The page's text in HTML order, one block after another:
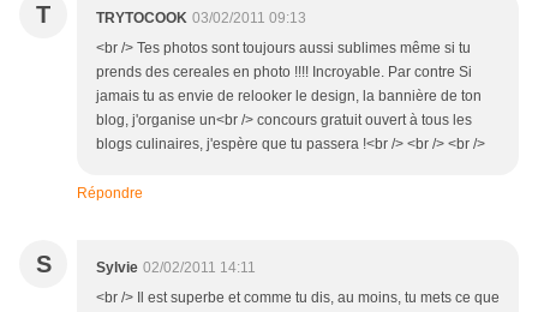
T TRYTOCOOK 03/02/2011 09:13
<br /> Tes photos sont toujours aussi sublimes même si tu
prends des cereales en photo !!!! Incroyable. Par contre Si
jamais tu as envie de relooker le design, la bannière de ton
blog, j'organise un<br /> concours gratuit ouvert à tous les
blogs culinaires, j'espère que tu passera !<br /> <br /> <br />
Répondre
S Sylvie 02/02/2011 14:11
<br /> Il est superbe et comme tu dis, au moins, tu mets ce que